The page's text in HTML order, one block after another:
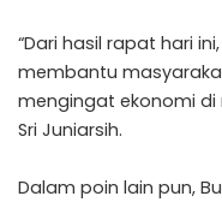
“Dari hasil rapat hari
membantu
mengingat ekonomi di
Sri Juniarsih.
Dalam poin lain pun,